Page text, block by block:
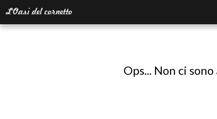
Ops... Non ci